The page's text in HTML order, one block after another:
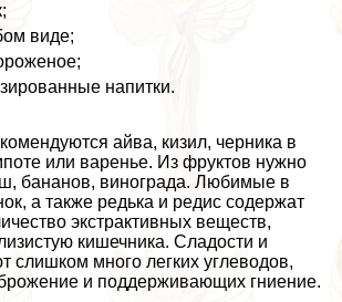
виде;
напитки.
айва, кизил, черника в
или варенье. Из фруктов нужно
бананов, винограда. Любимые в
а также редька и редис содержат
экстpaктивных веществ,
кишечника. Сладости и
слишком много легких углеводов,
и поддерживающих гниение.